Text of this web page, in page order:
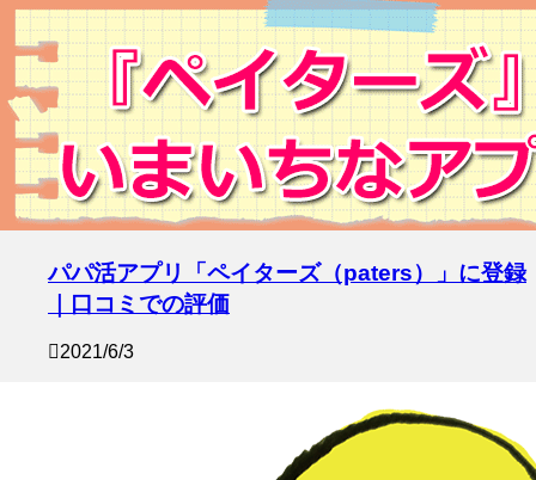
パパ活アプリ「ペイターズ（paters）」に登録
｜口コミでの評価
2021/6/3